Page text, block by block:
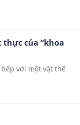
của “khoa
với một vật thể